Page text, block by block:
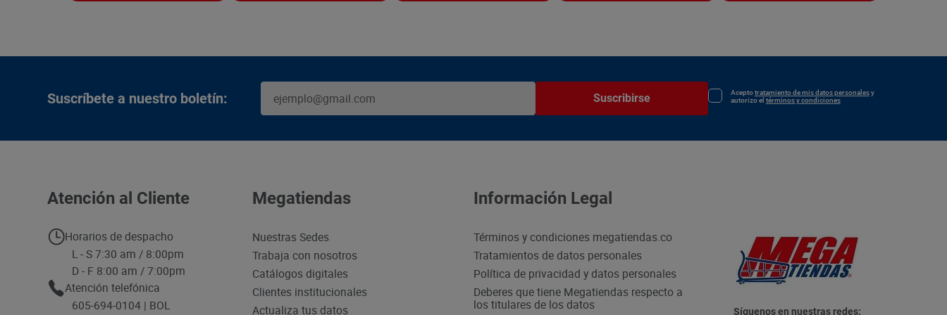
Suscríbete a nuestro boletín: Suscribirse Aceptotratamiento de mis datos personalesy
autorizo el términos y condiciones
Atención al Cliente
Horarios de despacho
L - S 7:30 am / 8:00pm
D - F 8:00 am / 7:00pm
Atención telefónica
605-694-0104 | BOL
Megatiendas
Nuestras Sedes
Trabaja con nosotros
Catálogos digitales
Clientes institucionales
Actualiza tus datos
Información Legal
Términos y condiciones megatiendas.co
Tratamientos de datos personales
Política de privacidad y datos personales
Deberes que tiene Megatiendas respecto a
los titulares de los datos
Síguenos en nuestras redes: